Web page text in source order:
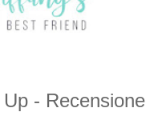
- Recensione